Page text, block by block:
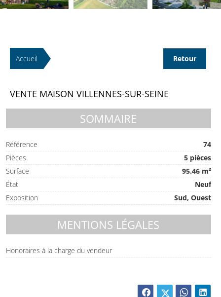
Accueil Retour
VENTE MAISON VILLENNES-SUR-SEINE
SOMMAIRE
Référence
74
Pièces
5 pièces
Surface
95.46 m²
État
Neuf
Exposition
Sud, Ouest
MENTIONS LÉGALES
Honoraires à la charge du vendeur